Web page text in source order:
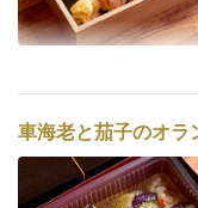
車海老と茄子のオラ